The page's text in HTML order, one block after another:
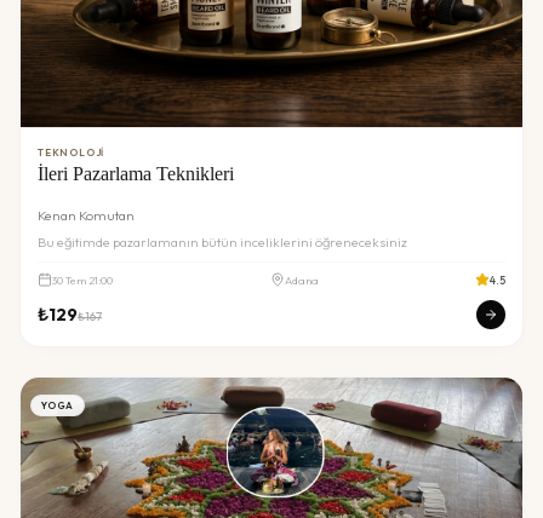
TEKNOLOJI
İleri Pazarlama Teknikleri
Kenan Komutan
Bu eğitimde pazarlamanın bütün inceliklerini öğreneceksiniz
30Tem 21:00 Adana 4.5
₺129₺167
YOGA